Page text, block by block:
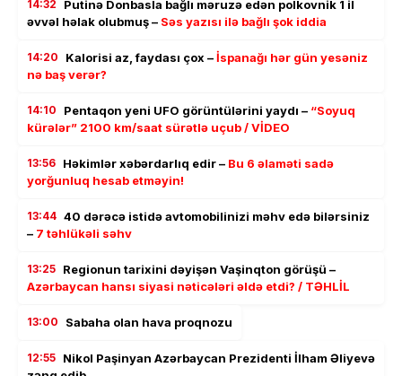
14:32
Putinə Donbasla bağlı məruzə edən polkovnik 1 il
əvvəl həlak olubmuş – Səs yazısı ilə bağlı şok iddia
14:20 Kalorisi az, faydası çox –İspanağı hər gün yesəniz
nə baş verər?
14:10 Pentaqon yeni UFO görüntülərini yaydı – “Soyuq
kürələr” 2100 km/saat sürətlə uçub / VİDEO
13:56 Həkimlər xəbərdarlıq edir – Bu 6 əlaməti sadə
yorğunluq hesab etməyin!
13:44 40 dərəcə istidə avtomobilinizi məhv edə bilərsiniz
– 7 təhlükəli səhv
13:25 Regionun tarixini dəyişən Vaşinqton görüşü –
Azərbaycan hansı siyasi nəticələri əldə etdi? / TƏHLİL
13:00 Sabaha olan hava proqnozu
12:55 Nikol Paşinyan Azərbaycan Prezidenti İlham Əliyevə